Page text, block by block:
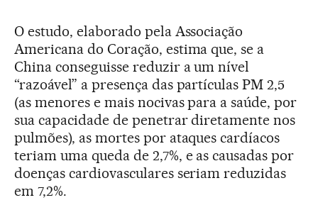
O estudo, elaborado pela Associação
Americana do Coração, estima que, se a
China conseguisse reduzir a um nível
“razoável” a presença das partículas PM 2,5
(as menores e mais nocivas para a saúde, por
sua capacidade de penetrar diretamente nos
pulmões), as mortes por ataques cardíacos
teriam uma queda de 2,7%, e as causadas por
doenças cardiovasculares seriam reduzidas
em 7,2%.